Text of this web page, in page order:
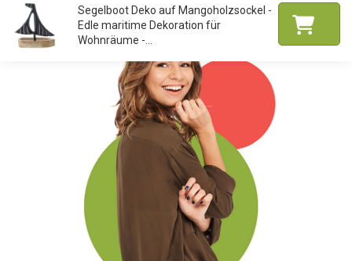
Segelboot Deko auf Mangoholzsockel -
Edle maritime Dekoration für
Wohnräume -...